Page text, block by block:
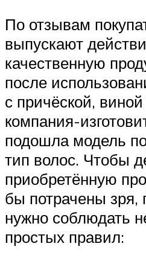
По отзывам
выпускают
качественную
после
с причёской,
компания-
подошла модель
тип волос. Чтобы
приобретённую
бы потрачены зря,
нужно соблюдать
простых правил: